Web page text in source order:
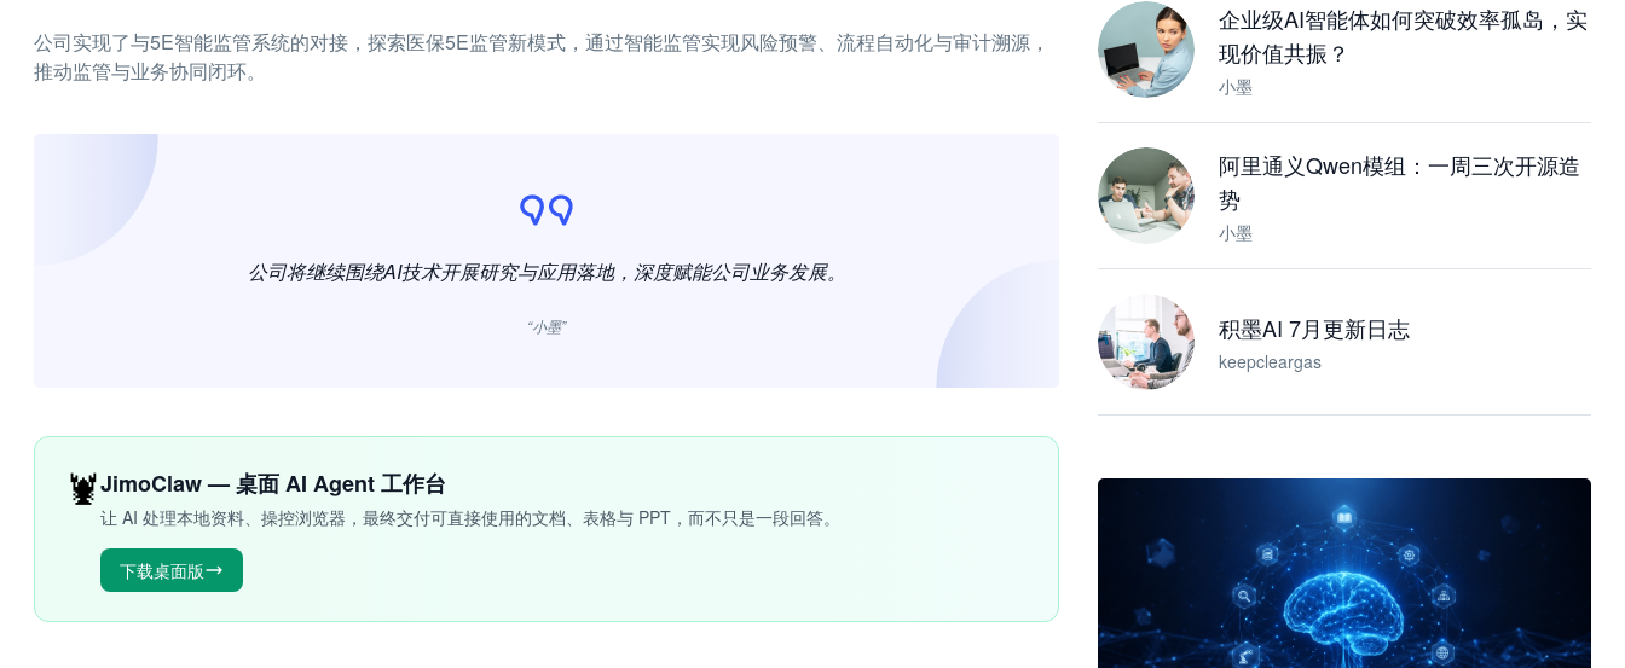
公司实现了与5E智能监管系统的对接，探索医保5E监管新模式，通过智能监管实现风险预警、流程自动化与审计溯源，
推动监管与业务协同闭环。
公司将继续围绕AI技术开展研究与应用落地，深度赋能公司业务发展。
“小墨”
🦞JimoClaw — 桌面 AI Agent 工作台
让 AI 处理本地资料、操控浏览器，最终交付可直接使用的文档、表格与 PPT，而不只是一段回答。
下载桌面版
企业级AI智能体如何突破效率孤岛，实
现价值共振？
小墨
阿里通义Qwen模组：一周三次开源造
势
小墨
积墨AI 7月更新日志
keepcleargas